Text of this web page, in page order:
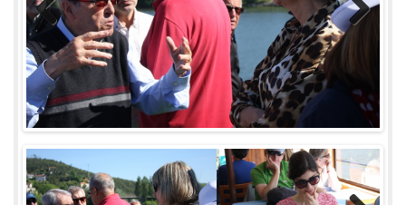
Previous Next